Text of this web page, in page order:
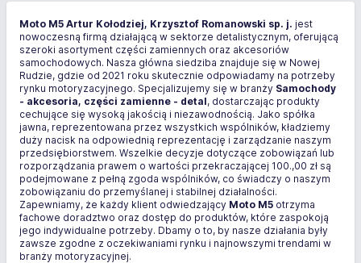
Moto M5 Artur Kołodziej, Krzysztof Romanowski sp. j. jest
nowoczesną firmą działającą w sektorze detalistycznym, oferującą
szeroki asortyment części zamiennych oraz akcesoriów
samochodowych. Nasza główna siedziba znajduje się w Nowej
Rudzie, gdzie od 2021 roku skutecznie odpowiadamy na potrzeby
rynku motoryzacyjnego. Specjalizujemy się w branży Samochody
- akcesoria, części zamienne - detal, dostarczając produkty
cechujące się wysoką jakością i niezawodnością. Jako spółka
jawna, reprezentowana przez wszystkich wspólników, kładziemy
duży nacisk na odpowiednią reprezentację i zarządzanie naszym
przedsiębiorstwem. Wszelkie decyzje dotyczące zobowiązań lub
rozporządzania prawem o wartości przekraczającej 100.,00 zł są
podejmowane z pełną zgoda wspólników, co świadczy o naszym
zobowiązaniu do przemyślanej i stabilnej działalności.
Zapewniamy, że każdy klient odwiedzający Moto M5 otrzyma
fachowe doradztwo oraz dostęp do produktów, które zaspokoją
jego indywidualne potrzeby. Dbamy o to, by nasze działania były
zawsze zgodne z oczekiwaniami rynku i najnowszymi trendami w
branży motoryzacyjnej.